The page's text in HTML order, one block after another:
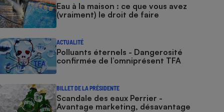
Eau à la maison : ce que vous avez
(vraiment) le droit de faire
ACTUALITÉ
Polluants éternels - Dangerosité
confirmée de l’omniprésent TFA
BILLET DE LA PRÉSIDENTE
Scandale des eaux Perrier -
Avantage marketing, désavantage